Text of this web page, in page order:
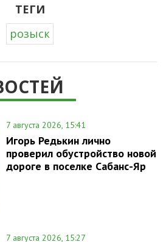
ТЕГИ
розыск
7 августа 2026, 15:41
Игорь Редькин лично
проверил обустройство новой
дороге в поселке Сабанс-Яр
7 августа 2026, 15:27